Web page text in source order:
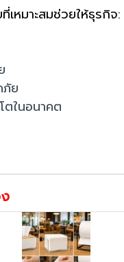
เหมาะสมช่วยให้ธุรกิจ:
ย
ตในอนาคต